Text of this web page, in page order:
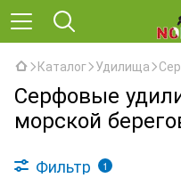
Каталог Удилища
Серфовые
морской
Фильтр 1